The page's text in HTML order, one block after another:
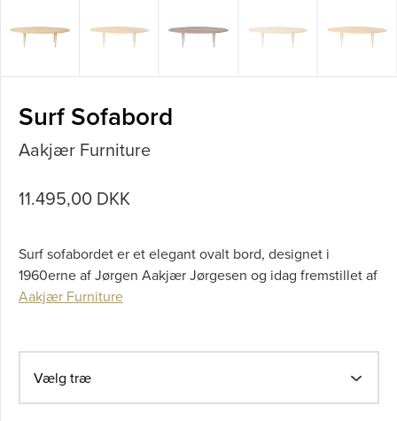
Surf Sofabord
Aakjær Furniture
11.495,00 DKK
Surf sofabordet er et elegant ovalt bord, designet i
1960erne af Jørgen Aakjær Jørgesen og idag fremstillet af
Aakjær Furniture
Vælg træ